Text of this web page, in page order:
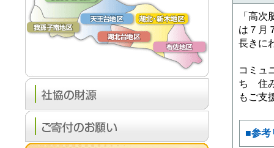
「高
は７月
長きに
コミュ
ち 住
もご支
■参考